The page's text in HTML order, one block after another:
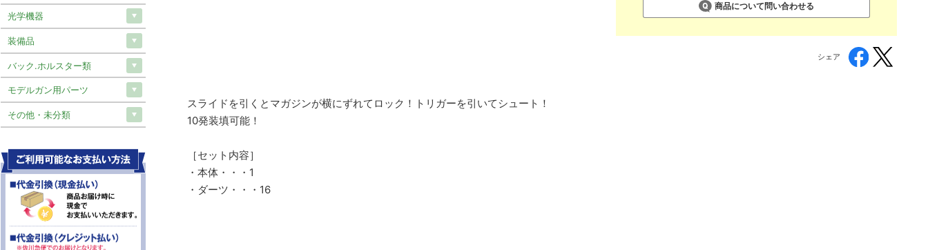
商品について問い合わせる
シェア
スライドを引くとマガジンが横にずれてロック！トリガーを引いてシュート！
10発装填可能！
［セット内容］
・本体・・・1
・ダーツ・・・16
光学機器
装備品
バック.ホルスター類
モデルガン用パーツ
その他・未分類